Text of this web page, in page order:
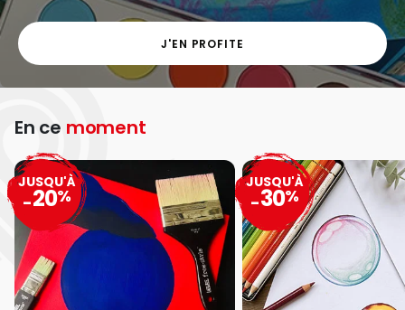
J'EN PROFITE
En ce moment
JUSQU'À
-20%
JUSQU'À
-30%